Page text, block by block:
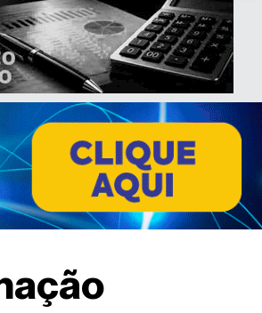
Buscar